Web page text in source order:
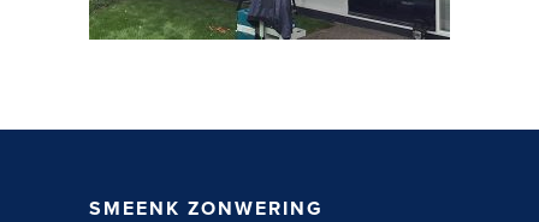
SMEENK ZONWERING